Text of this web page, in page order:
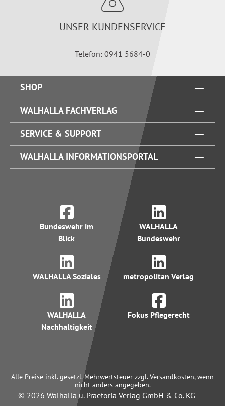
UNSER KUNDENSERVICE
Telefon: 0941 5684-0
SHOP
WALHALLA FACHVERLAG
SERVICE & SUPPORT
WALHALLA INFORMATIONSPORTAL
Bundeswehr im
Blick
WALHALLA
Bundeswehr
WALHALLA Soziales metropolitan Verlag
WALHALLA
Nachhaltigkeit
Fokus Pflegerecht
Alle Preise inkl. gesetzl. Mehrwertsteuer zzgl. Versandkosten, wenn
nicht anders angegeben.
© 2026 Walhalla u. Praetoria Verlag GmbH & Co. KG